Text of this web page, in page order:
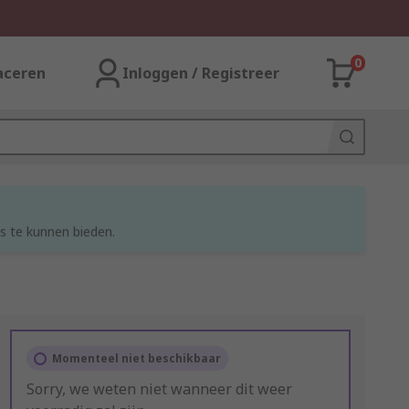
Inloggen / Registreer
0
te kunnen bieden.
Momenteel niet beschikbaar
Sorry, we weten niet wanneer dit weer